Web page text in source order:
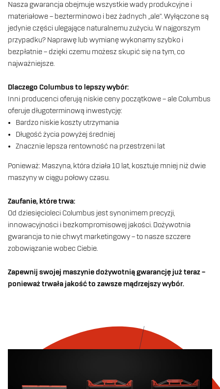
Nasza gwarancja obejmuje wszystkie wady produkcyjne i
materiałowe – bezterminowo i bez żadnych „ale”. Wyłączone są
jedynie części ulegające naturalnemu zużyciu. W najgorszym
przypadku? Naprawę lub wymianę wykonamy szybko i
bezpłatnie – dzięki czemu możesz skupić się na tym, co
najważniejsze.
Dlaczego Columbus to lepszy wybór:
Inni producenci oferują niskie ceny początkowe – ale Columbus
oferuje długoterminową inwestycję:
Bardzo niskie koszty utrzymania
Długość życia powyżej średniej
Znacznie lepsza rentowność na przestrzeni lat
Ponieważ: Maszyna, która działa 10 lat, kosztuje mniej niż dwie
maszyny w ciągu połowy czasu.
Zaufanie, które trwa:
Od dziesięcioleci Columbus jest synonimem precyzji,
innowacyjności i bezkompromisowej jakości. Dożywotnia
gwarancja to nie chwyt marketingowy – to nasze szczere
zobowiązanie wobec Ciebie.
Zapewnij swojej maszynie dożywotnią gwarancję już teraz –
ponieważ trwała jakość to zawsze mądrzejszy wybór.